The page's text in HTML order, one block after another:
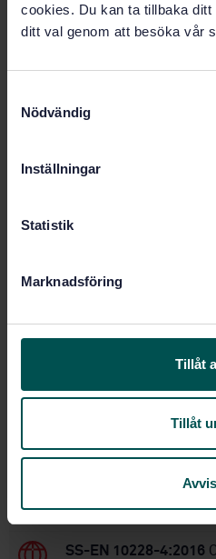
cookies. Du kan ta tillbaka
ditt val genom att besöka vår
Nödvändig
Inställningar
Statistik
Marknadsföring
Tillåt
Tillåt
Språk: Svenska
Framtagen av:
Rostfria
pressure purposes -
Martensitic,
Artikelnummer:
Fastställd:
Finns även på:
142367,SS 142371
STANDARDER
SS-EN
tryckkärlsändamål
SS-EN 10228-4:2016